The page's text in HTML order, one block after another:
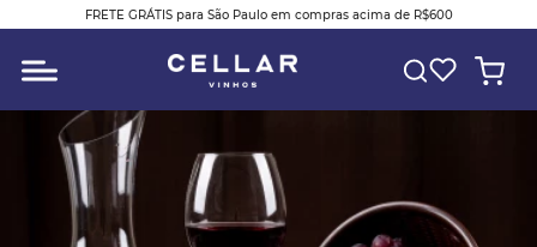
FRETE GRÁTIS para São Paulo em compras acima de R$600